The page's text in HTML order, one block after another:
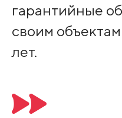
гарантийные
своим
лет.